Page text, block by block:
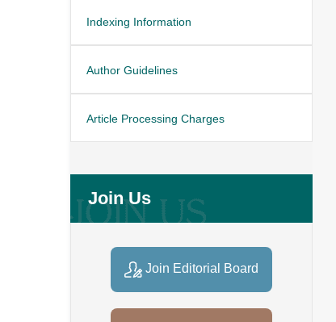
Indexing Information
Author Guidelines
Article Processing Charges
Join Us
Join Editorial Board